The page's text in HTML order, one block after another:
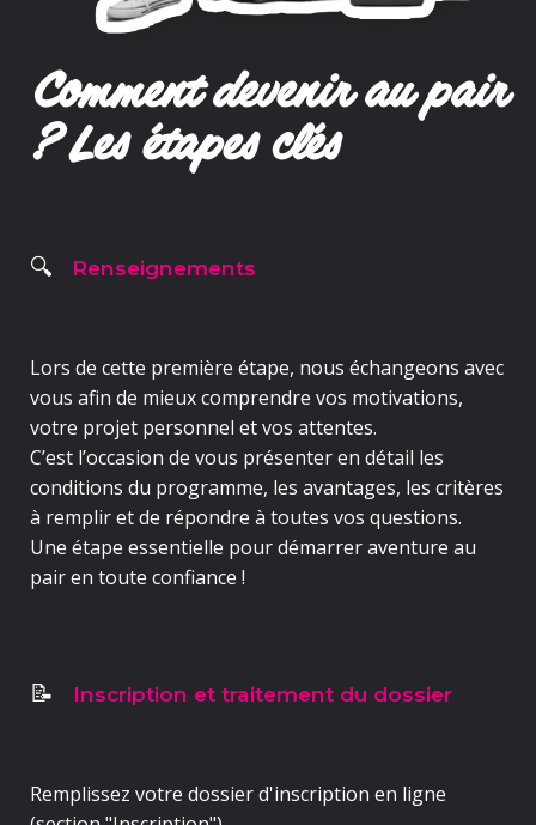
Comment devenir au pair
? Les étapes clés
🔍 Renseignements
Lors de cette première étape, nous échangeons avec
vous afin de mieux comprendre vos motivations,
votre projet personnel et vos attentes.
C’est l’occasion de vous présenter en détail les
conditions du programme, les avantages, les critères
à remplir et de répondre à toutes vos questions.
Une étape essentielle pour démarrer aventure au
pair en toute confiance !
📝 Inscription et traitement du dossier
Remplissez votre dossier d'inscription en ligne